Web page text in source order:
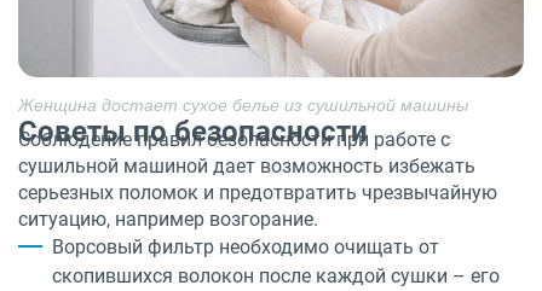
Женщина достает сухое белье из сушильной машины
Советы по безопасности
Соблюдение правил безопасности при работе с
сушильной машиной дает возможность избежать
серьезных поломок и предотвратить чрезвычайную
ситуацию, например возгорание.
Ворсовый фильтр необходимо очищать от
скопившихся волокон после каждой сушки – его